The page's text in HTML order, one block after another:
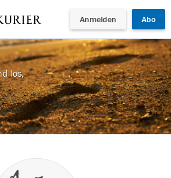
Anmelden Abo
los,